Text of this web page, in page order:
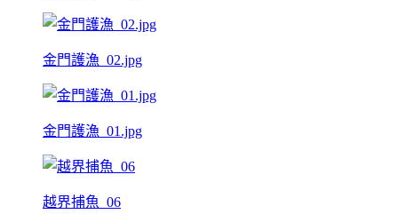
金門護漁_02.jpg
金門護漁_01.jpg
越界捕魚_06